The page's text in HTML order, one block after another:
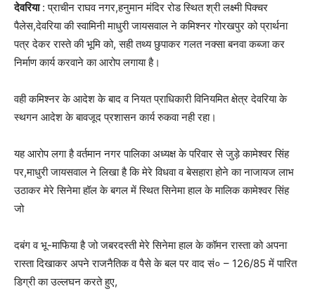
देवरिया: प्राचीन राघव नगर,हनुमान मंदिर रोड स्थित श्री लक्ष्मीपिक्चर
पैलेस,देवरिया की स्वामिनी माधुरी जायसवाल ने कमिश्नर गोरखपुर को प्रार्थना
पत्र देकर रास्ते की भूमि को, सही तथ्य छुपाकर गलत नक्सा बनवा कब्जा कर
निर्माण कार्य करवाने का आरोप लगाया है।
वही कमिश्नर के आदेश के बाद व नियत प्राधिकारी विनियमित क्षेत्र देवरिया के
स्थगन आदेश के बावजूद प्रशासन कार्य रुकवा नही रहा।
यह आरोप लगा है वर्तमान नगर पालिका अध्यक्ष के परिवार से जुड़े कामेश्वर सिंह
पर,माधुरी जायसवाल ने लिखा है कि मेरे विधवा व बेसहारा होने का नाजायज लाभ
उठाकर मेरे सिनेमा हॉल के बगल में स्थित सिनेमा हाल के मालिक कामेश्वर सिंह
जो
दबंग व भू-माफिया है जो जबरदस्ती मेरे सिनेमा हाल के कॉमन रास्ता को अपना
रास्ता दिखाकर अपने राजनैतिक व पैसे के बल पर वाद सं० – 126/85 में पारित
डिग्री का उल्लघन करते हुए,